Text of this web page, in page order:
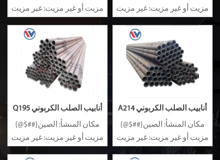
مزيت أو غير مزيت: غير مزيت
مزيت أو غير مزيت: غير مزيت
سبيكة أو غير سبيكة: غير
أنابيب الصلب الكربوني Q195
مكان المنشأ: الصين{##$@}
مزيت أو غير مزيت: غير مزيت
سبيكة أو غير سبيكة: غير
أنابيب الصلب الكربوني A214
A192
مكان المنشأ: الصين{##$@}
مزيت أو غير مزيت: غير مزيت
سبيكة أو غير سبيكة: غير